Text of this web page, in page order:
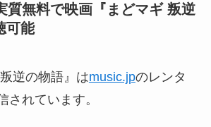
無料で映画『まどマギ 叛逆
可能
逆の物語』はmusic.jpのレンタ
されています。